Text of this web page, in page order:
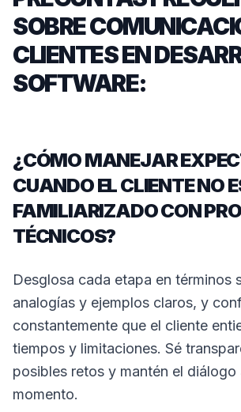
SOBRE
CLIENTES EN
SOFTWARE:
¿CÓMO MANEJAR
CUANDO EL CLIENTE NO
FAMILIARIZADO CON
TÉCNICOS?
Desglosa cada etapa en términos
analogías y ejemplos claros, y
constantemente que el cliente
tiempos y limitaciones. Sé
posibles retos y mantén el
momento.